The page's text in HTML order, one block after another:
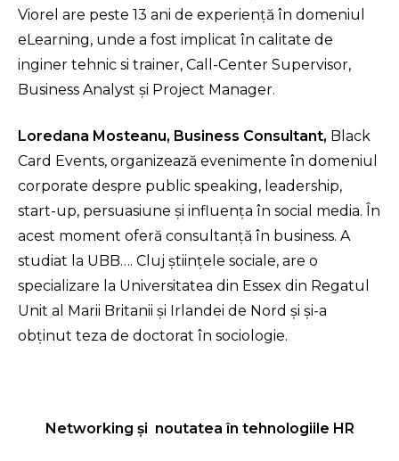
Viorel are peste 13 ani de experiență în domeniul
eLearning, unde a fost implicat în calitate de
inginer tehnic si trainer, Call-Center Supervisor,
Business Analyst și Project Manager.
Loredana Mosteanu, Business Consultant, Black
Card Events, organizează evenimente în domeniul
corporate despre public speaking, leadership,
start-up, persuasiune şi influenţa în social media. În
acest moment oferă consultanţă în business. A
studiat la UBB…. Cluj ştiinţele sociale, are o
specializare la Universitatea din Essex din Regatul
Unit al Marii Britanii şi Irlandei de Nord şi şi-a
obţinut teza de doctorat în sociologie.
Networking și noutatea în tehnologiile HR